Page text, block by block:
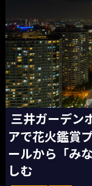
三井ガーデン
アで花火鑑賞
ールから「み
しむ